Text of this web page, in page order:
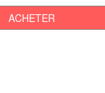
ACHETER